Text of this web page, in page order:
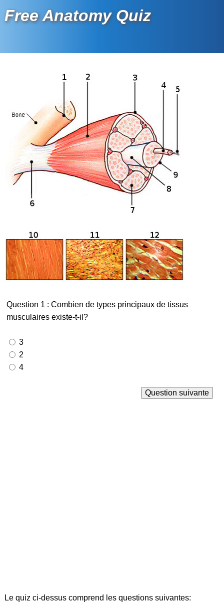
Free Anatomy Quiz
Question 1 : Combien de types principaux de tissus
musculaires existe-t-il?
3
2
4
Le quiz ci-dessus comprend les questions suivantes: